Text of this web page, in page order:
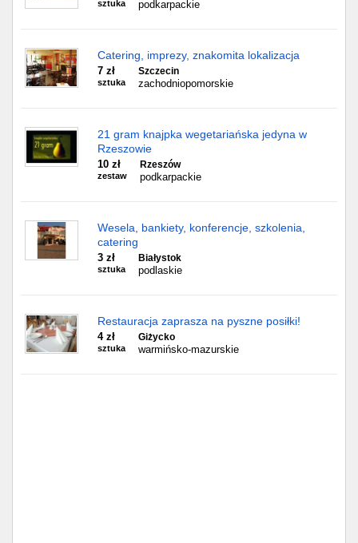
sztuka podkarpackie
Catering, imprezy, znakomita lokalizacja
7 zł
sztuka
Szczecin
zachodniopomorskie
21 gram knajpka wegetariańska jedyna w
Rzeszowie
10 zł
zestaw
Rzeszów
podkarpackie
Wesela, bankiety, konferencje, szkolenia,
catering
3 zł
sztuka
Białystok
podlaskie
Restauracja zaprasza na pyszne posiłki!
4 zł
sztuka
Giżycko
warmińsko-mazurskie